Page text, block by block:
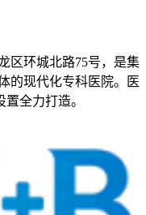
区环城北路75号，是集
的现代化专科医院。医
全力打造。